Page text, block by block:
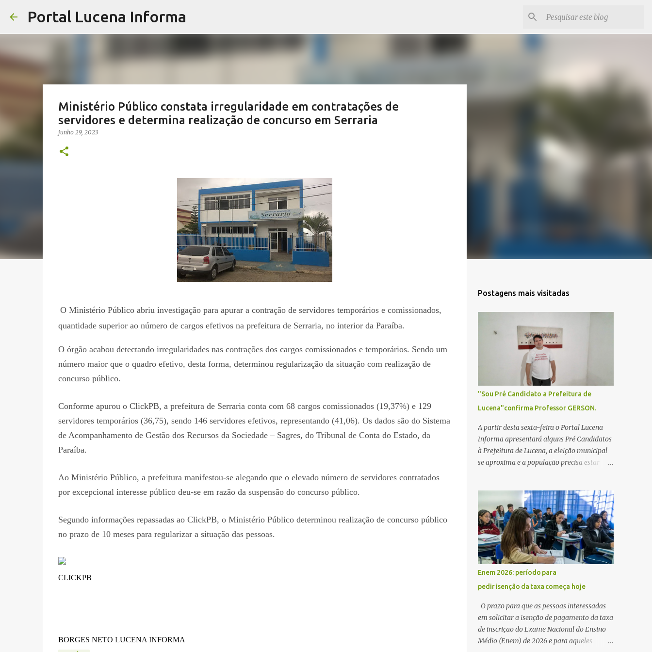
Portal Lucena Informa
Ministério Público constata irregularidade em contratações de
servidores e determina realização de concurso em Serraria
junho 29, 2023
O Ministério Público abriu investigação para apurar a contração de servidores temporários e comissionados,
quantidade superior ao número de cargos efetivos na prefeitura de Serraria, no interior da Paraíba.
O órgão acabou detectando irregularidades nas contrações dos cargos comissionados e temporários. Sendo um
número maior que o quadro efetivo, desta forma, determinou regularização da situação com realização de
concurso público.
Conforme apurou o ClickPB, a prefeitura de Serraria conta com 68 cargos comissionados (19,37%) e 129
servidores temporários (36,75), sendo 146 servidores efetivos, representando (41,06). Os dados são do Sistema
de Acompanhamento de Gestão dos Recursos da Sociedade – Sagres, do Tribunal de Conta do Estado, da
Paraíba.
Ao Ministério Público, a prefeitura manifestou-se alegando que o elevado número de servidores contratados
por excepcional interesse público deu-se em razão da suspensão do concurso público.
Segundo informações repassadas ao ClickPB, o Ministério Público determinou realização de concurso público
no prazo de 10 meses para regularizar a situação das pessoas.
CLICKPB
BORGES NETO LUCENA INFORMA
Postagens mais visitadas
"Sou Pré Candidato a Prefeitura de
Lucena"confirma Professor GERSON.
A partir desta sexta-feira o Portal Lucena
Informa apresentará alguns Pré Candidatos
à Prefeitura de Lucena, a eleição municipal
se aproxima e a população precisa estar
articulações e possíveis junções para manter
ou conquistar eleitorado. Confirmados até
agora como Pré candidatos Alex Monteiro,
Léo Bandeira Valcinete Araújo e Professor
Gerson Andrade há possibilidade de mais
nomes aparecer , ficaremos no aguardo para
trazer mais informações. A primeira
entrevista foi com o inimaginável Gerson
Andrade ,Professor da Rede Municipal
(efetivo), supervisor, Formado em Pedagogia
e Biomedicina pela UFPB. Leciona no Otto
Illi, Gilberto Inácio, Ellinora Dornellas
,Escola Américo Falcão. Gerson nos contou
Enem 2026: período para
pedir isenção da taxa começa hoje
O prazo para que as pessoas interessadas
em solicitar a isenção de pagamento da taxa
de inscrição do Exame Nacional do Ensino
Médio (Enem) de 2026 e para aqueles